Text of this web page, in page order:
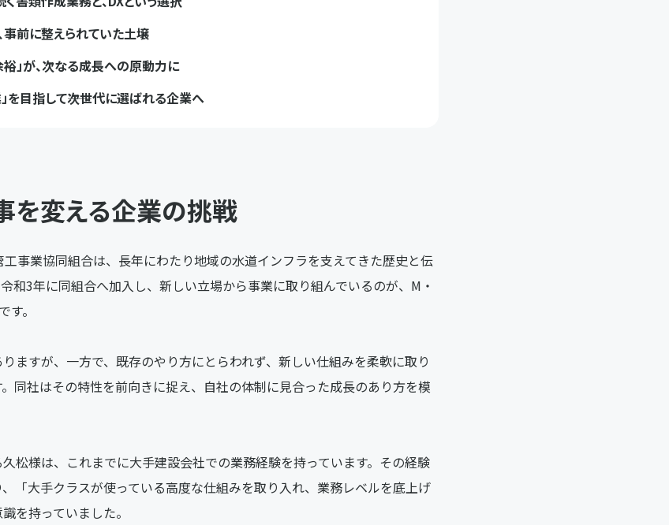
事前に整えられていた土壌
」が、次なる成長への原動力に
を目指して――次世代に選ばれる企業へ
を変える企業の挑戦
事業協同組合は、長年にわたり地域の水道インフラを支えてきた歴史と伝
和3年に同組合へ加入し、新しい立場から事業に取り組んでいるのが、M・
。
ますが、一方で、既存のやり方にとらわれず、新しい仕組みを柔軟に取り
同社はその特性を前向きに捉え、自社の体制に見合った成長のあり方を模
松様は、これまでに大手建設会社での業務経験を持っています。その経験
「大手クラスが使っている高度な仕組みを取り入れ、業務レベルを底上げ
を持っていました。